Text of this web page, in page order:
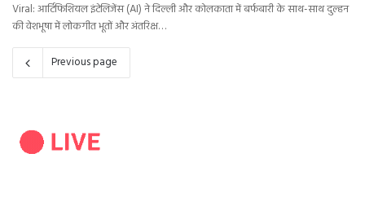
Viral: आर्टिफिशियल इंटेलिजेंस (AI) ने दिल्ली और कोलकाता में बर्फबारी के साथ-साथ दुल्हन
की वेशभूषा में लोकगीत भूतों और अंतरिक्ष…
Previous page